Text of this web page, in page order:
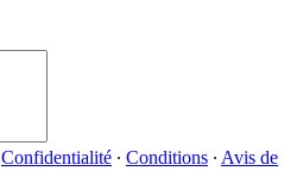
Confidentialité ∙ Conditions ∙ Avis de